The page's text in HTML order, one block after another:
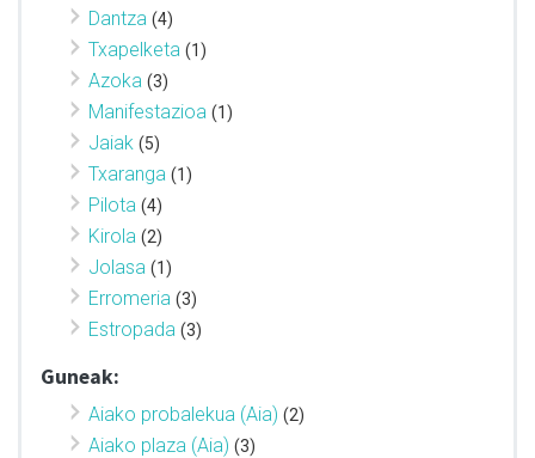
Dantza (4)
Txapelketa (1)
Azoka (3)
Manifestazioa (1)
Jaiak (5)
Txaranga (1)
Pilota (4)
Kirola (2)
Jolasa (1)
Erromeria (3)
Estropada (3)
Guneak:
Aiako probalekua (Aia) (2)
Aiako plaza (Aia) (3)